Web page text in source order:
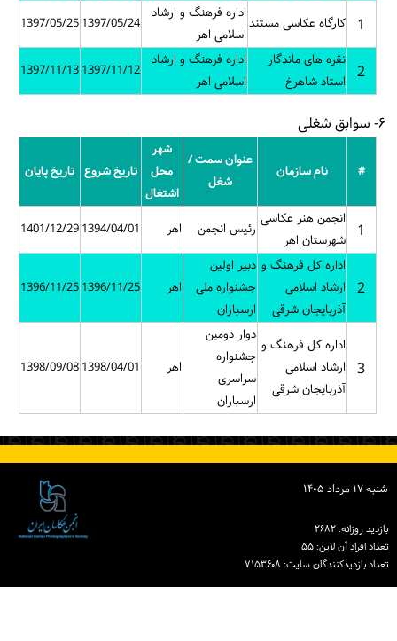
1 کارگاه عکاسی مستند
اداره فرهنگ و ارشاد
اسلامی اهر
1397/05/24
1397/05/25
2
نقره های ماندگار
استاد شاهرخ
اداره فرهنگ و ارشاد
اسلامی اهر
1397/11/12
1397/11/13
۶- سوابق شغلی
# نام سازمان
عنوان سمت /
شغل
شهر
محل
اشتغال
تاریخ شروع تاریخ پایان
1
انجمن هنر عکاسی
شهرستان اهر
رئیس انجمن اهر 1394/04/01
1401/12/29
2
اداره کل فرهنگ و
ارشاد اسلامی
آذربایجان شرقی
دبیر اولین
جشنواره ملی
ارسباران
اهر 1396/11/25
1396/11/25
3
اداره کل فرهنگ و
ارشاد اسلامی
آذربایجان شرقی
دوار دومین
جشنواره
سراسری
ارسباران
اهر 1398/04/01
1398/09/08
شنبه ۱۷ مرداد ۱۴۰۵
بازدید روزانه: ۲۶۸۲
تعداد افراد آن لاین: ۵۵
تعداد بازدیدكنندگان سایت: ۷۱۵۳۶۰۸